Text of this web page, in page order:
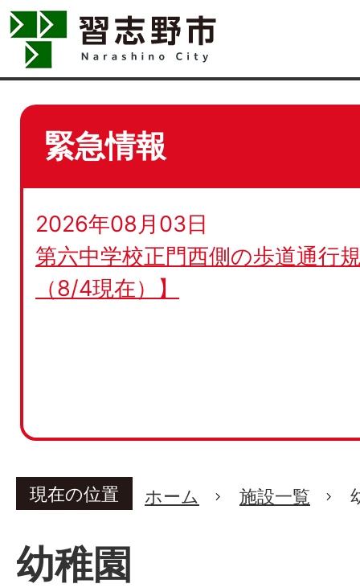
緊急情報
2026年08月03日
第六中学校正門西側の歩道通行
（8/4現在）】
現在の位置 ホーム 施設一覧
幼稚園